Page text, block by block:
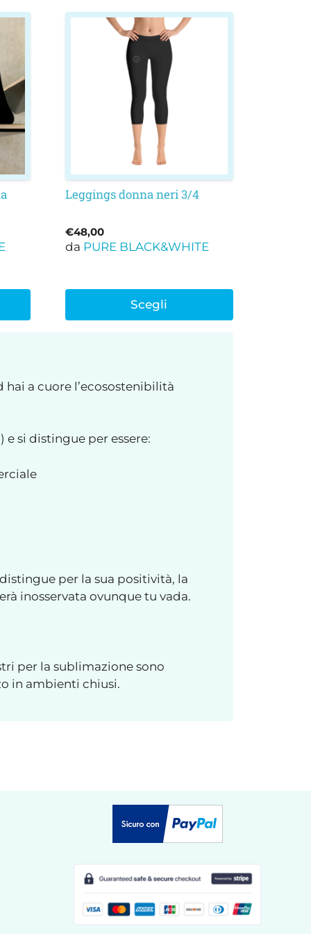
Leggings donna neri 3/4
€48,00
da PURE BLACK&WHITE
Scegli
Questo
prodotto
scelte
nella
del
prodotto
a cuore l’ecosostenibilità
si distingue per essere:
per la sua positività, la
inosservata ovunque tu vada.
per la sublimazione sono
in ambienti chiusi.